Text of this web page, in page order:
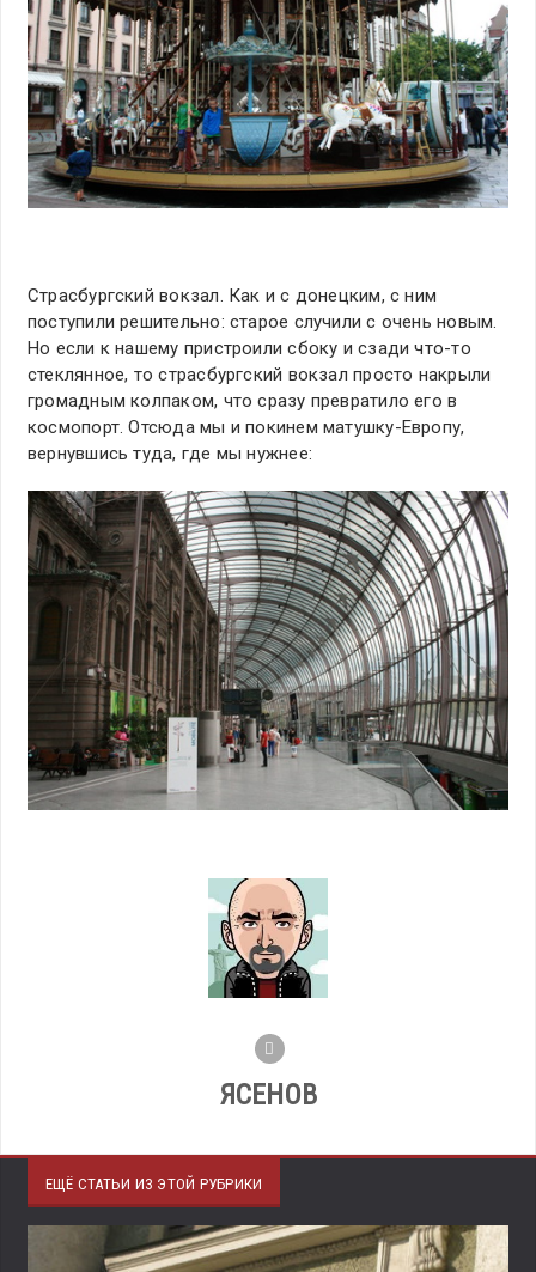
Страсбургский вокзал. Как и с донецким, с ним
поступили решительно: старое случили с очень новым.
Но если к нашему пристроили сбоку и сзади что-то
стеклянное, то страсбургский вокзал просто накрыли
громадным колпаком, что сразу превратило его в
космопорт. Отсюда мы и покинем матушку-Европу,
вернувшись туда, где мы нужнее:
ЯСЕНОВ
ЕЩЁ СТАТЬИ ИЗ ЭТОЙ РУБРИКИ